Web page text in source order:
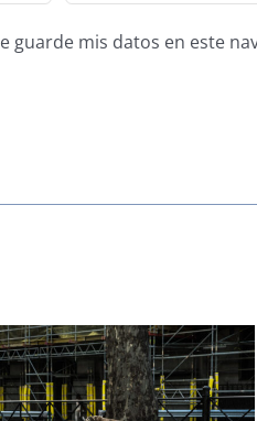
guarde mis datos en este